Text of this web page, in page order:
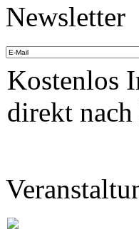
Newsletter
Kostenlos
direkt nach